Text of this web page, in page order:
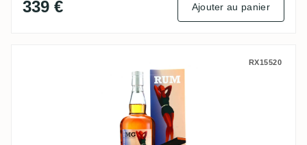
339 € Ajouter au panier
Corman Collins Mount Gay MG Rum
RX15520